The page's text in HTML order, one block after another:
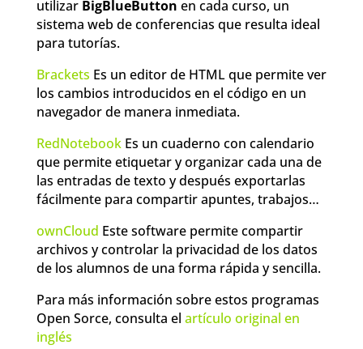
utilizar BigBlueButton en cada curso, un
sistema web de conferencias que resulta ideal
para tutorías.
Brackets Es un editor de HTML que permite ver
los cambios introducidos en el código en un
navegador de manera inmediata.
RedNotebookEs un cuaderno con calendario
que permite etiquetar y organizar cada una de
las entradas de texto y después exportarlas
fácilmente para compartir apuntes, trabajos…
ownCloud Este software permite compartir
archivos y controlar la privacidad de los datos
de los alumnos de una forma rápida y sencilla.
Para más información sobre estos programas
Open Sorce, consulta el artículo original en
inglés